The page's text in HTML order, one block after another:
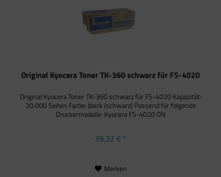
Original Kyocera Toner TK-360 schwarz für FS-4020
Original Kyocera Toner TK-360 schwarz für FS-4020 Kapazität:
20.000 Seiten Farbe: black (schwarz) Passend für folgende
Druckermodelle: Kyocera FS-4020 DN
39,32 € *
Merken